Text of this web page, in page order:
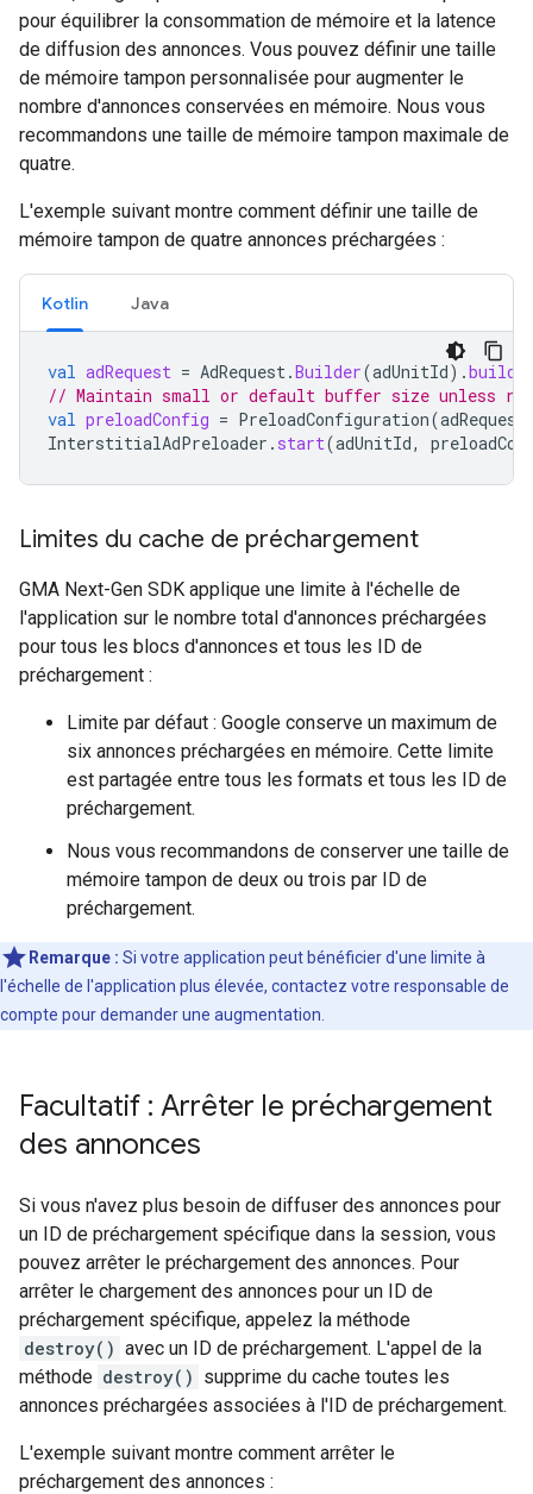
pour équilibrer la consommation de mémoire et la latence
de diffusion des annonces. Vous pouvez définir une taille
de mémoire tampon personnalisée pour augmenter le
nombre d'annonces conservées en mémoire. Nous vous
recommandons une taille de mémoire tampon maximale de
quatre.
L'exemple suivant montre comment définir une taille de
mémoire tampon de quatre annonces préchargées :
Kotlin Java
val adRequest = AdRequest.Builder(adUnitId).build
// Maintain small or default buffer size unless
val preloadConfig = PreloadConfiguration(adRequest
InterstitialAdPreloader . start(adUnitId,
Limites du cache de préchargement
GMA Next-Gen SDK applique une limite à l'échelle de
l'application sur le nombre total d'annonces préchargées
pour tous les blocs d'annonces et tous les ID de
préchargement :
Limite par défaut : Google conserve un maximum de
six annonces préchargées en mémoire. Cette limite
est partagée entre tous les formats et tous les ID de
préchargement.
Nous vous recommandons de conserver une taille de
mémoire tampon de deux ou trois par ID de
préchargement.
Remarque : Si votre application peut bénéficier d'une limite à
l'échelle de l'application plus élevée, contactez votre responsable de
compte pour demander une augmentation.
Facultatif : Arrêter le préchargement
des annonces
Si vous n'avez plus besoin de diffuser des annonces pour
un ID de préchargement spécifique dans la session, vous
pouvez arrêter le préchargement des annonces. Pour
arrêter le chargement des annonces pour un ID de
préchargement spécifique, appelez la méthode
destroy() avec un ID de préchargement. L'appel de la
méthode destroy() supprime du cache toutes les
annonces préchargées associées à l'ID de préchargement.
L'exemple suivant montre comment arrêter le
préchargement des annonces :